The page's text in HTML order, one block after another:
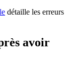
détaille les erreurs
avoir